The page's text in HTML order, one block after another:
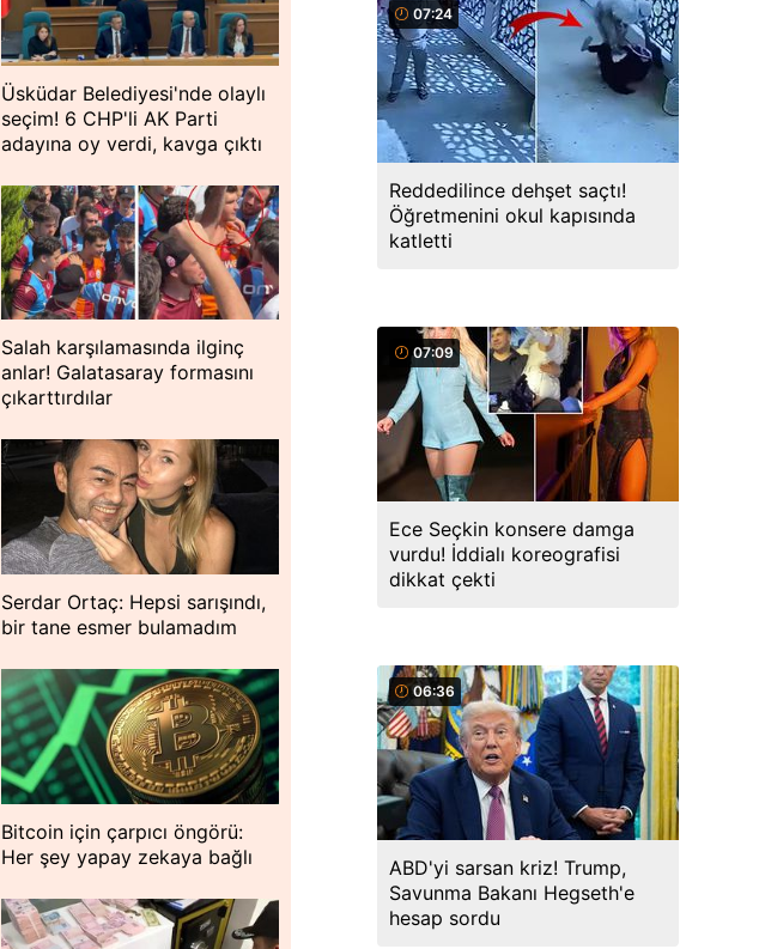
Üsküdar Belediyesi'nde olaylı
seçim! 6 CHP'li AK Parti
adayına oy verdi, kavga çıktı
Salah karşılamasında ilginç
anlar! Galatasaray formasını
çıkarttırdılar
Serdar Ortaç: Hepsi sarışındı,
bir tane esmer bulamadım
Bitcoin için çarpıcı öngörü:
Her şey yapay zekaya bağlı
07:24
Reddedilince dehşet saçtı!
Öğretmenini okul kapısında
katletti
07:09
Ece Seçkin konsere damga
vurdu! İddialı koreografisi
dikkat çekti
06:36
ABD'yi sarsan kriz! Trump,
Savunma Bakanı Hegseth'e
hesap sordu